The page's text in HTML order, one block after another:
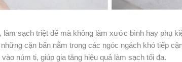
làm sạch triệt để mà không làm xước bình hay phụ
cặn bẩn nằm trong các ngóc ngách khó tiếp
núm ti, giúp gia tăng hiệu quả làm sạch tối đa.